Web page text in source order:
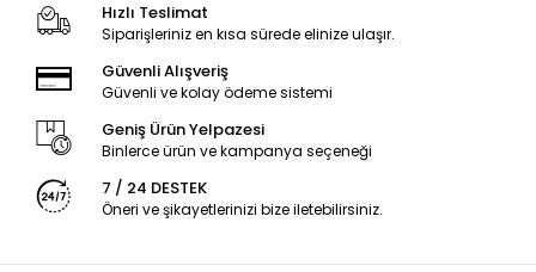
Hızlı Teslimat
Siparişleriniz en kısa sürede elinize ulaşır.
Güvenli Alışveriş
Güvenli ve kolay ödeme sistemi
Geniş Ürün Yelpazesi
Binlerce ürün ve kampanya seçeneği
7 / 24 DESTEK
Öneri ve şikayetlerinizi bize iletebilirsiniz.